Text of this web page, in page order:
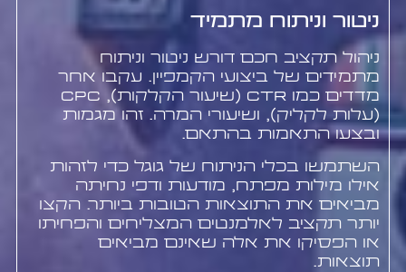
ניטור וניתוח מתמיד
ניהול תקציב חכם דורש ניטור וניתוח
מתמידים של ביצועי הקמפיין. עקבו אחר
מדדים כמו CTR (שיעור הקלקות), CPC
(עלות לקליק), ושיעורי המרה. זהו מגמות
ובצעו התאמות בהתאם.
השתמשו בכלי הניתוח של גוגל כדי לזהות
אילו מילות מפתח, מודעות ודפי נחיתה
מביאים את התוצאות הטובות ביותר. הקצו
יותר תקציב לאלמנטים המצליחים והפחיתו
או הפסיקו את אלה שאינם מביאים
תוצאות.